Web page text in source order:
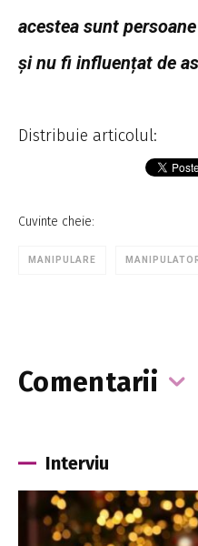
acestea sunt
și nu fi influențat de
Distribuie articolul:
Cuvinte cheie:
MANIPULARE
Comentarii
Interviu